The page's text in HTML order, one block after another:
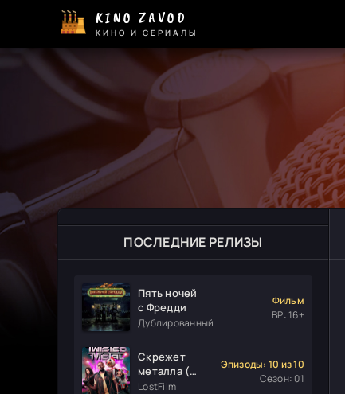
KINO ZAVOD
КИНО И СЕРИАЛЫ
ПОСЛЕДНИЕ РЕЛИЗЫ
Пять ночей
с Фредди
Дублированный
Фильм
ВР: 16+
Скрежет
металла (1
сезон)
LostFilm
Эпизоды: 10 из 10
Сезон: 01